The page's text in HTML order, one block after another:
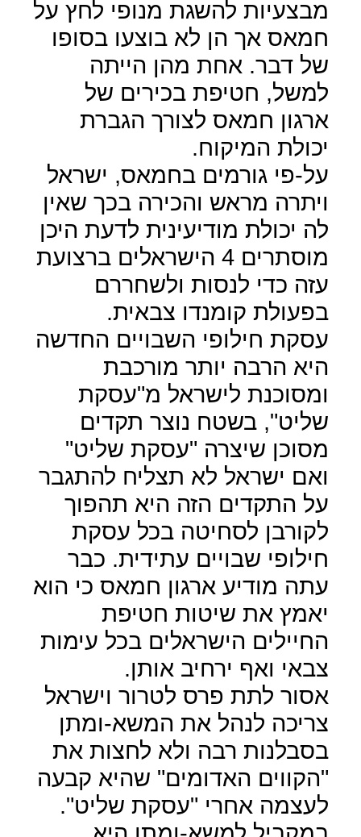
מבצעיות להשגת מנופי לחץ על
חמאס אך הן לא בוצעו בסופו
של דבר. אחת מהן הייתה
למשל, חטיפת בכירים של
ארגון חמאס לצורך הגברת
יכולת המיקוח.
על-פי גורמים בחמאס, ישראל
ויתרה מראש והכירה בכך שאין
לה יכולת מודיעינית לדעת היכן
מוסתרים 4 הישראלים ברצועת
עזה כדי לנסות ולשחררם
בפעולת קומנדו צבאית.
עסקת חילופי השבויים החדשה
היא הרבה יותר מורכבת
ומסוכנת לישראל מ"עסקת
שליט", בשטח נוצר תקדים
מסוכן שיצרה "עסקת שליט"
ואם ישראל לא תצליח להתגבר
על התקדים הזה היא תהפוך
לקורבן לסחיטה בכל עסקת
חילופי שבויים עתידית. כבר
עתה מודיע ארגון חמאס כי הוא
יאמץ את שיטות חטיפת
החיילים הישראלים בכל עימות
צבאי ואף ירחיב אותן.
אסור לתת פרס לטרור וישראל
צריכה לנהל את המשא-ומתן
בסבלנות רבה ולא לחצות את
"הקווים האדומים" שהיא קבעה
לעצמה אחרי "עסקת שליט".